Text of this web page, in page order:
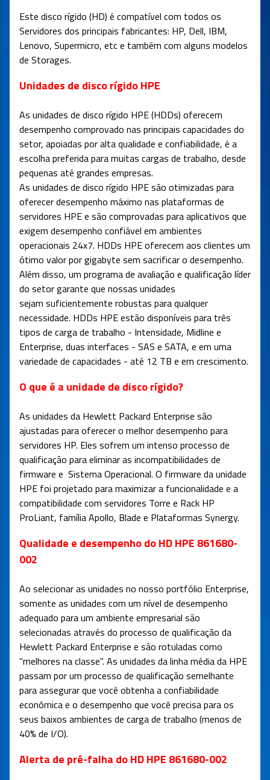
Este disco rígido (HD) é compatível com todos os
Servidores dos principais fabricantes: HP, Dell, IBM,
Lenovo, Supermicro, etc e também com alguns modelos
de Storages.
Unidades de disco rígido HPE
As unidades de disco rígido HPE (HDDs) oferecem
desempenho comprovado nas principais capacidades do
setor, apoiadas por alta qualidade e confiabilidade, é a
escolha preferida para muitas cargas de trabalho, desde
pequenas até grandes empresas.
As unidades de disco rígido HPE são otimizadas para
oferecer desempenho máximo nas plataformas de
servidores HPE e são comprovadas para aplicativos que
exigem desempenho confiável em ambientes
operacionais 24x7. HDDs HPE oferecem aos clientes um
ótimo valor por gigabyte sem sacrificar o desempenho.
Além disso, um programa de avaliação e qualificação líder
do setor garante que nossas unidades
sejam suficientemente robustas para qualquer
necessidade. HDDs HPE estão disponíveis para três
tipos de carga de trabalho - Intensidade, Midline e
Enterprise, duas interfaces - SAS e SATA, e em uma
variedade de capacidades - até 12 TB e em crescimento.
O que é a unidade de disco rígido?
As unidades da Hewlett Packard Enterprise são
ajustadas para oferecer o melhor desempenho para
servidores HP. Eles sofrem um intenso processo de
qualificação para eliminar as incompatibilidades de
firmware e Sistema Operacional. O firmware da unidade
HPE foi projetado para maximizar a funcionalidade e a
compatibilidade com servidores Torre e Rack HP
ProLiant, família Apollo, Blade e Plataformas Synergy.
Qualidade e desempenho do HD HPE 861680-
002
Ao selecionar as unidades no nosso portfólio Enterprise,
somente as unidades com um nível de desempenho
adequado para um ambiente empresarial são
selecionadas através do processo de qualificação da
Hewlett Packard Enterprise e são rotuladas como
"melhores na classe". As unidades da linha média da HPE
passam por um processo de qualificação semelhante
para assegurar que você obtenha a confiabilidade
econômica e o desempenho que você precisa para os
seus baixos ambientes de carga de trabalho (menos de
40% de I/O).
Alerta de pré-falha do HD HPE 861680-002